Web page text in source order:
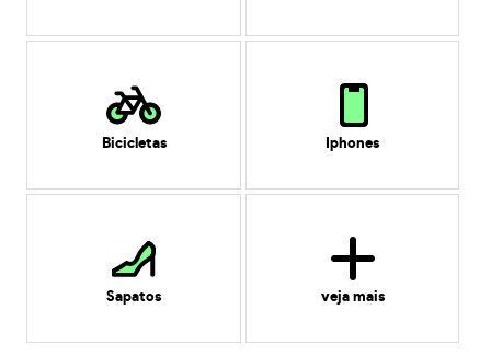
Bicicletas Iphones
Sapatos veja mais